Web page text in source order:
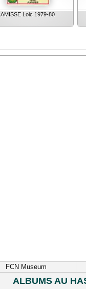
AMISSE Loic 1979-80
FCN Museum
ALBUMS AU